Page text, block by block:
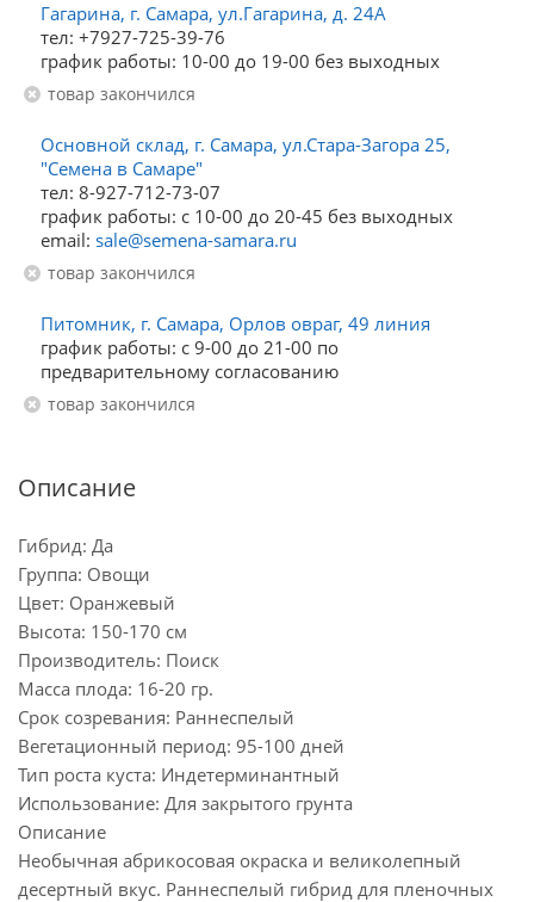
Гагарина, г. Самара, ул.Гагарина, д. 24А
тел: +7927-725-39-76
график работы: 10-00 до 19-00 без выходных
Товар закончился
Основной склад, г. Самара, ул.Стара-Загора 25,
"Семена в Самаре"
тел: 8-927-712-73-07
график работы: с 10-00 до 20-45 без выходных
email: sale@semena-samara.ru
Товар закончился
Питомник, г. Самара, Орлов овраг, 49 линия
график работы: с 9-00 до 21-00 по
предварительному согласованию
Товар закончился
Описание
Гибрид: Да
Группа: Овощи
Цвет: Оранжевый
Высота: 150-170 см
Производитель: Поиск
Масса плода: 16-20 гр.
Срок созревания: Раннеспелый
Вегетационный период: 95-100 дней
Тип роста куста: Индетерминантный
Использование: Для закрытого грунта
Описание
Необычная абрикосовая окраска и великолепный
десертный вкус. Раннеспелый гибрид для пленочных